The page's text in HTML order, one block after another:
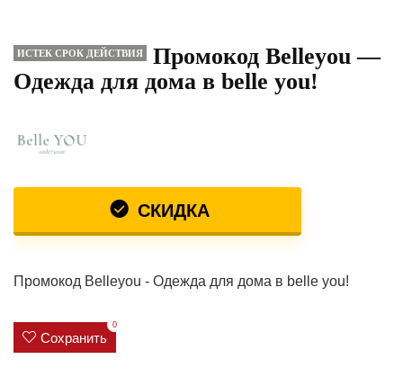
ИСТЕК СРОК ДЕЙСТВИЯ
Промокод Belleyou —
Одежда для дома в belle you!
СКИДКА
Промокод Belleyou - Одежда для дома в belle you!
Сохранить
0